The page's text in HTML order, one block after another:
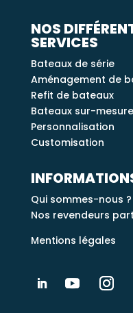
NOS
SERVICES
Bateaux de série
Aménagement de
Refit de bateaux
Bateaux sur-mesure
Personnalisation
Customisation
Qui sommes-nous ?
Nos revendeurs
Mentions légales